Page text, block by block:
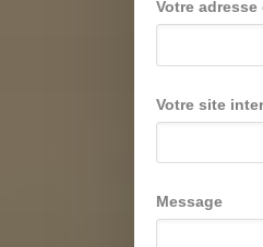
Votre adresse
Votre site
Message